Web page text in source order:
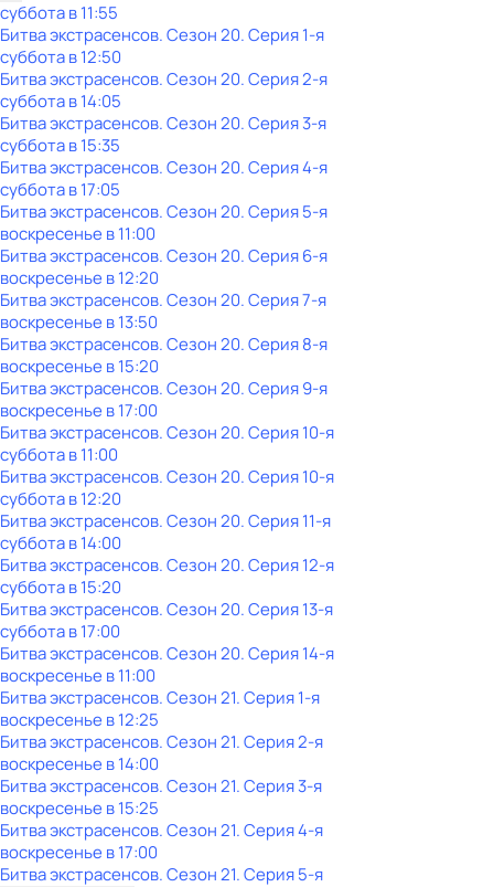
субботав11:55
Битва экстрасенсов. Сезон 20. Серия 1-я
субботав12:50
Битва экстрасенсов. Сезон 20. Серия 2-я
субботав14:05
Битва экстрасенсов. Сезон 20. Серия 3-я
субботав15:35
Битва экстрасенсов. Сезон 20. Серия 4-я
субботав17:05
Битва экстрасенсов. Сезон 20. Серия 5-я
воскресенье в11:00
Битва экстрасенсов. Сезон 20. Серия 6-я
воскресенье в12:20
Битва экстрасенсов. Сезон 20. Серия 7-я
воскресенье в13:50
Битва экстрасенсов. Сезон 20. Серия 8-я
воскресенье в15:20
Битва экстрасенсов. Сезон 20. Серия 9-я
воскресенье в17:00
Битва экстрасенсов. Сезон 20. Серия 10-я
субботав11:00
Битва экстрасенсов. Сезон 20. Серия 10-я
субботав12:20
Битва экстрасенсов. Сезон 20. Серия 11-я
субботав14:00
Битва экстрасенсов. Сезон 20. Серия 12-я
субботав15:20
Битва экстрасенсов. Сезон 20. Серия 13-я
субботав17:00
Битва экстрасенсов. Сезон 20. Серия 14-я
воскресенье в11:00
Битва экстрасенсов. Сезон 21. Серия 1-я
воскресенье в12:25
Битва экстрасенсов. Сезон 21. Серия 2-я
воскресенье в14:00
Битва экстрасенсов. Сезон 21. Серия 3-я
воскресенье в15:25
Битва экстрасенсов. Сезон 21. Серия 4-я
воскресенье в17:00
Битва экстрасенсов. Сезон 21. Серия 5-я